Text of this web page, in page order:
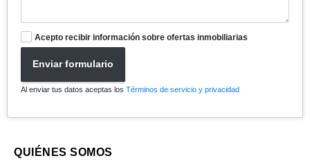
Acepto recibir información sobre ofertas inmobiliarias
Enviar formulario
Al enviar tus datos aceptas los Términos de servicio y privacidad
QUIÉNES SOMOS